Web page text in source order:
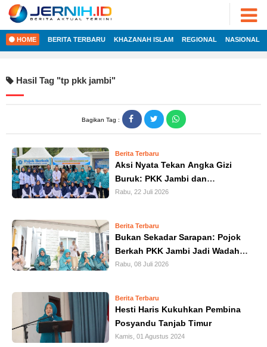
HOME
NASIONAL
INTERNASIONAL
EKOBIS
POLITIK
KRIMINAL
KHAZANAH
ADVERTORIAL
FOTO
VIDEO
JAMBI
CAKRAWALA
HEALTH
PROPERTY
LIFESTYLE
ENTREPRENEURSHIP
2022
JERNIH.ID
•
Developed
HOME BERITA TERBARU KHAZANAH ISLAM REGIONAL NASIONAL
Hasil Tag "tp pkk jambi"
Bagikan Tag :
Berita Terbaru
Aksi Nyata Tekan Angka Gizi
Buruk: PKK Jambi dan
Poltekkes Bagikan Sarapan
Rabu, 22 Juli 2026
Berita Terbaru
Bukan Sekadar Sarapan: Pojok
Berkah PKK Jambi Jadi Wadah
Literasi Perlindungan Kerja
Rabu, 08 Juli 2026
Berita Terbaru
Hesti Haris Kukuhkan Pembina
Posyandu Tanjab Timur
Kamis, 01 Agustus 2024